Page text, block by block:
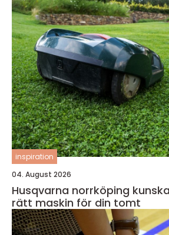
inspiration
04. August 2026
Husqvarna norrköping kunskap, service och
rätt maskin för din tomt